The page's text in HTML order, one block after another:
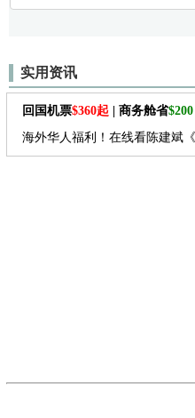
实用资讯
回国机票$360起 | 商务舱省$200
海外华人福利！在线看陈建斌